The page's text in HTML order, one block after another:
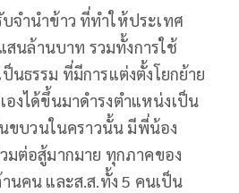
บจำนำข้าว ที่ทำให้ประเทศ
สนล้านบาท รวมทั้งการใช้
นธรรม ที่มีการแต่งตั้งโยกย้าย
งได้ขึ้นมาดำรงตำแหน่งเป็น
ขบวนในคราวนั้น มีพี่น้อง
มต่อสู้มากมาย ทุกภาคของ
นคน และส.ส.ทั้ง 5 คนเป็น